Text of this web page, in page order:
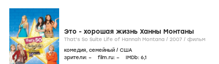
Это - хорошая жизнь Ханны Монтаны
That's So Suite Life of Hannah Montana / 2007 / фильм
комедия, семейный / США
зрители: – film.ru: – IMDb: 6,1